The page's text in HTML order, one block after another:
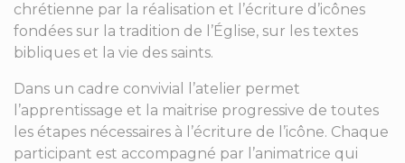
chrétienne par la réalisation et l’écriture d’icônes
fondées sur la tradition de l’Église, sur les textes
bibliques et la vie des saints.
Dans un cadre convivial l’atelier permet
l’apprentissage et la maitrise progressive de toutes
les étapes nécessaires à l’écriture de l’icône. Chaque
participant est accompagné par l’animatrice qui